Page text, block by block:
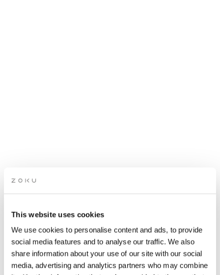
This website uses cookies
We use cookies to personalise content and ads, to provide
social media features and to analyse our traffic. We also
share information about your use of our site with our social
media, advertising and analytics partners who may combine
Lær de nyeste AI-trends inden for online marketing og få din
forretning til at vokse.